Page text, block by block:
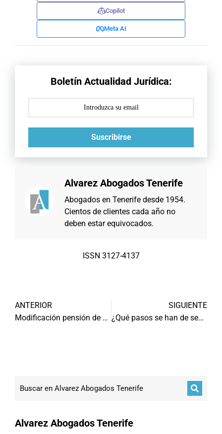
Copilot
Meta AI
Boletín Actualidad Jurídica:
Suscribirse
Alvarez Abogados Tenerife
Abogados en Tenerife desde 1954.
Cientos de clientes cada año no
deben estar equivocados.
ISSN 3127-4137
ANTERIOR
Modificación pensión de alimentos
SIGUIENTE
¿Qué pasos se han de seguir en divorcio mutuo acuerdo?
Alvarez Abogados Tenerife